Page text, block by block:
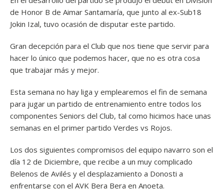
de Honor B de Aimar Santamaría, que junto al ex-Sub18
Jokin Izal, tuvo ocasión de disputar este partido.
Gran decepción para el Club que nos tiene que servir para
hacer lo único que podemos hacer, que no es otra cosa
que trabajar más y mejor.
Esta semana no hay liga y emplearemos el fin de semana
para jugar un partido de entrenamiento entre todos los
componentes Seniors del Club, tal como hicimos hace unas
semanas en el primer partido Verdes vs Rojos.
Los dos siguientes compromisos del equipo navarro son el
día 12 de Diciembre, que recibe a un muy complicado
Belenos de Avilés y el desplazamiento a Donosti a
enfrentarse con el AVK Bera Bera en Anoeta.